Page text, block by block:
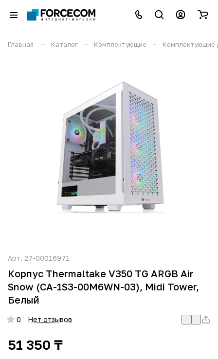
Главная – Каталог – Комплектующие – Комплектующие
Арт. 27-00016971
Корпус Thermaltake V350 TG ARGB Air
Snow (CA-1S3-00M6WN-03), Midi Tower,
Белый
0 Нет отзывов
51 350 ₸